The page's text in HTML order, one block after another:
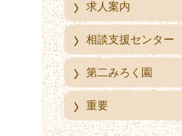
求人案内
相談支援センター
第二みろく園
重要